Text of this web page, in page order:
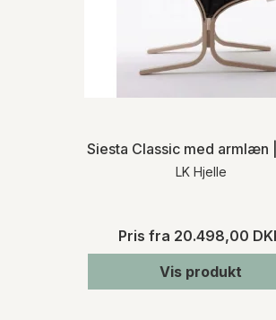
Siesta Classic med armlæn
LK Hjelle
Pris fra 20.498,00
Vis produkt